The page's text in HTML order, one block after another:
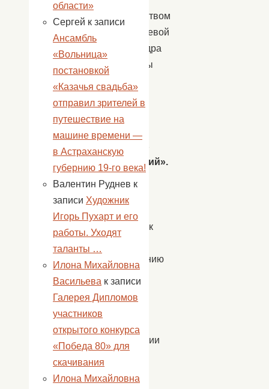
руководством
Подледневой
Александра
Олеговны
приняли
участие
поколений».
субботник
приведению
территории
культуры
области»
Сергей к записи
Ансамбль
«Вольница»
постановкой
«Казачья свадьба»
отправил зрителей в
путешествие на
машине времени —
в Астраханскую
губернию 19-го века!
Валентин Руднев к
записи Художник
Игорь Пухарт и его
работы. Уходят
таланты …
Илона Михайловна
Васильева к записи
Галерея Дипломов
участников
открытого конкурса
«Победа 80» для
скачивания
Илона Михайловна